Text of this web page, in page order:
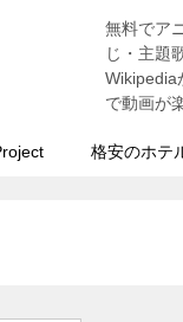
無料でア
じ・主題
Wikipedia
で動画が
格安のホテ